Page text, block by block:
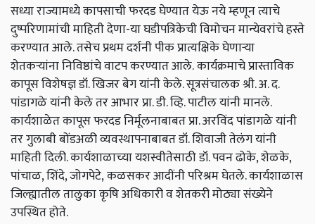
सध्या राज्यामध्ये कापसाची फरदड घेण्यात येऊ नये म्हणून त्याचे
दुष्परिणामांची माहिती देणा-या घडीपत्रिकेची विमोचन मान्येवरांचे हस्ते
करण्यात आले. तसेच प्रथम दर्शनी पीक प्रात्यक्षिके घेणाऱ्या
शेतकऱ्यांना निविष्ठांचे वाटप करण्यात आले. कार्यक्रमाचे प्रास्ताविक
कापूस विशेषज्ञ डॉ. खिजर बेग यांनी केले. सूत्रसंचालक श्री. अ. द.
पांडागळे यांनी केले तर आभार प्रा. डी. व्हि. पाटील यांनी मानले.
कार्यशाळेत कापूस फरदड निर्मूलनाबाबत प्रा. अरविंद पांडागळे यांनी
तर गुलाबी बोंडअळी व्यवस्थापनाबाबत डॉ. शिवाजी तेलंग यांनी
माहिती दिली. कार्यशाळाच्‍या यशस्वीतेसाठी डॉ. पवन ढोके, शेळके,
पांचाळ, शिंदे, जोगपेटे,कळसकर आदींनी परिश्रम घेतले. कार्यशाळास
जिल्ह्यातील तालुका कृषि अधिकारी व शेतकरी मोठ्या संख्येने
उपस्थित होते.